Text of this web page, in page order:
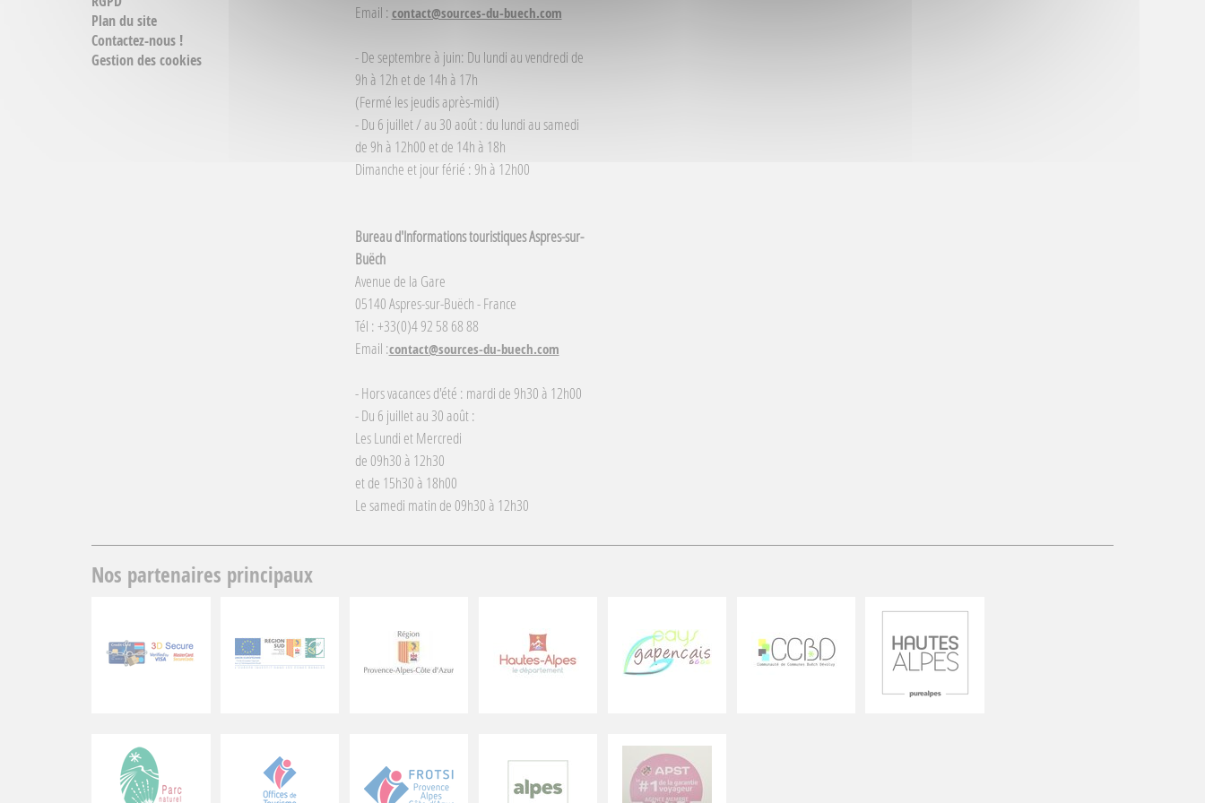
Plan du site
Contactez-nous !
Gestion des cookies
Email : contact@sources-du-buech.com
- De septembre à juin: Du lundi au vendredi de
9h à 12h et de 14h à 17h
(Fermé les jeudis après-midi)
- Du 6 juillet / au 30 août : du lundi au samedi
de 9h à 12h00 et de 14h à 18h
Dimanche et jour férié : 9h à 12h00
Bureau d'Informations touristiques Aspres-sur-
Buëch
Avenue de la Gare
05140 Aspres-sur-Buëch - France
Tél : +33(0)4 92 58 68 88
Email :contact@sources-du-buech.com
- Hors vacances d'été : mardi de 9h30 à 12h00
- Du 6 juillet au 30 août :
Les Lundi et Mercredi
de 09h30 à 12h30
et de 15h30 à 18h00
Le samedi matin de 09h30 à 12h30
Nos partenaires principaux